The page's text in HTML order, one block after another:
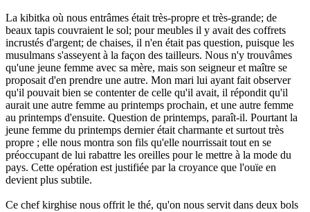
La kibitka où nous entrâmes était très-propre et très-grande; de
beaux tapis couvraient le sol; pour meubles il y avait des coffrets
incrustés d'argent; de chaises, il n'en était pas question, puisque les
musulmans s'asseyent à la façon des tailleurs. Nous n'y trouvâmes
qu'une jeune femme avec sa mère, mais son seigneur et maître se
proposait d'en prendre une autre. Mon mari lui ayant fait observer
qu'il pouvait bien se contenter de celle qu'il avait, il répondit qu'il
aurait une autre femme au printemps prochain, et une autre femme
au printemps d'ensuite. Question de printemps, paraît-il. Pourtant la
jeune femme du printemps dernier était charmante et surtout très
propre ; elle nous montra son fils qu'elle nourrissait tout en se
préoccupant de lui rabattre les oreilles pour le mettre à la mode du
pays. Cette opération est justifiée par la croyance que l'ouïe en
devient plus subtile.
Ce chef kirghise nous offrit le thé, qu'on nous servit dans deux bols